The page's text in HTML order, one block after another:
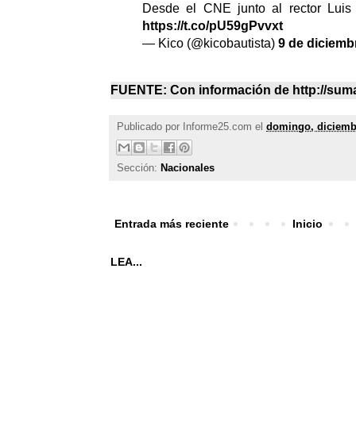
Desde el CNE junto al rector Luis
https://t.co/pU59gPvvxt
— Kico (@kicobautista) 9 de
FUENTE: Con información de http://
Publicado por Informe25.com el domingo,
Sección: Nacionales
Entrada más reciente Inicio
LEA...